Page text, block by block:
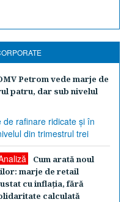
Petrom vede marje de
patru, dar sub nivelul
Cum arată noul
marje de retail
cu inflaţia, fără
calculată